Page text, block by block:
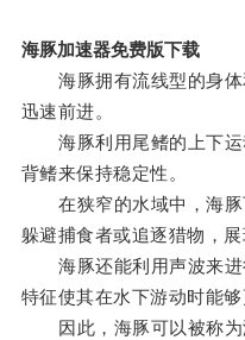
海豚加速器免费版下载
海豚拥有流线型的身体
迅速前进。
海豚利用尾鳍的上下运
背鳍来保持稳定性。
在狭窄的水域中，海豚
躲避捕食者或追逐猎物，
海豚还能利用声波来进
特征使其在水下游动时能够
因此，海豚可以被称为